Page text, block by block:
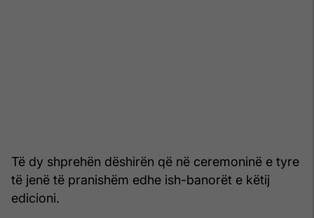
Të dy shprehën dëshirën që në ceremoninë e tyre
të jenë të pranishëm edhe ish-banorët e këtij
edicioni.